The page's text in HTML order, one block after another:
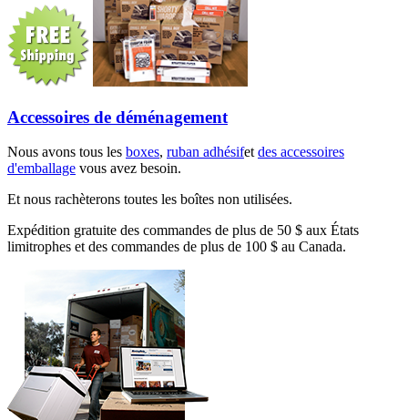
Accessoires de déménagement
Nous avons tous les boxes, ruban adhésifetdes accessoires
d'emballage vous avez besoin.
Et nous rachèterons toutes les boîtes non utilisées.
Expédition gratuite des commandes de plus de 50 $ aux États
limitrophes et des commandes de plus de 100 $ au Canada.